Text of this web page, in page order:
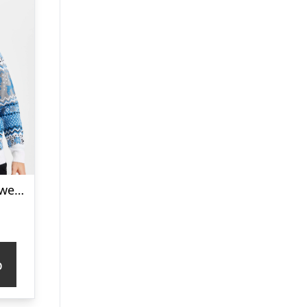
Traditionel Julesweater Blå – herre / mænd